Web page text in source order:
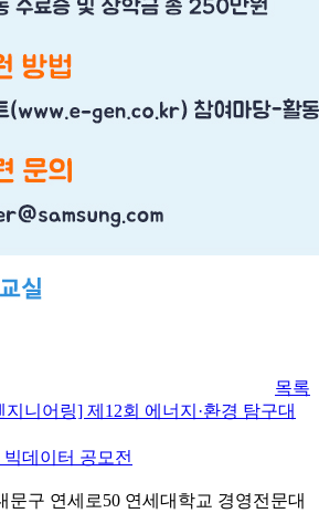
목록
니어링] 제12회 에너지·환경 탐구대
데이터 공모전
문구 연세로50 연세대학교 경영전문대